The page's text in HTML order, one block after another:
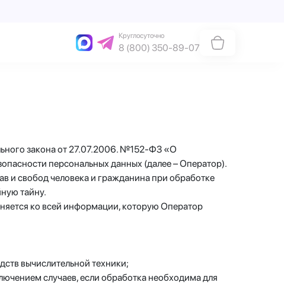
Круглосуточно
8 (800) 350-89-07
закона от 27.07.2006. №152-ФЗ «О
персональных данных (далее – Оператор).
и свобод человека и гражданина при обработке
тайну.
ко всей информации, которую Оператор
вычислительной техники;
случаев, если обработка необходима для